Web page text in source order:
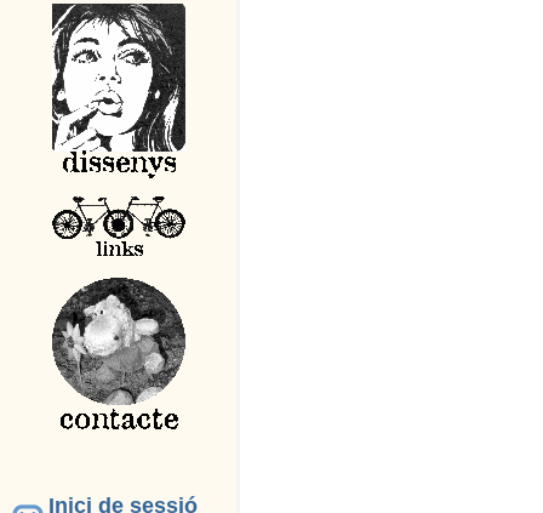
Inici de sessió